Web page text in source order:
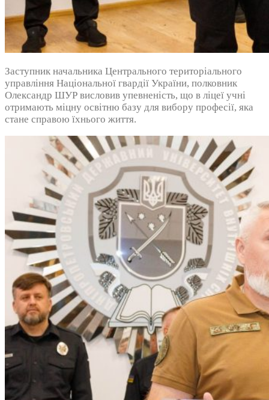
Заступник начальника Центрального територіального
управління Національної гвардії України, полковник
Олександр ШУР висловив упевненість, що в ліцеї учні
отримають міцну освітню базу для вибору професії, яка
стане справою їхнього життя.